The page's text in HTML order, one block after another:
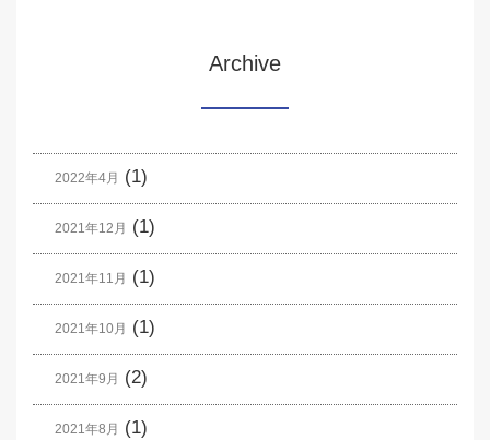
Archive
2022年4月 (1)
2021年12月 (1)
2021年11月 (1)
2021年10月 (1)
2021年9月 (2)
2021年8月 (1)